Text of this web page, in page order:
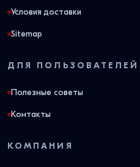
Условия доставки
Sitemap
ДЛЯ ПОЛЬЗОВАТЕЛЕЙ
Полезные советы
Контакты
КОМПАНИЯ